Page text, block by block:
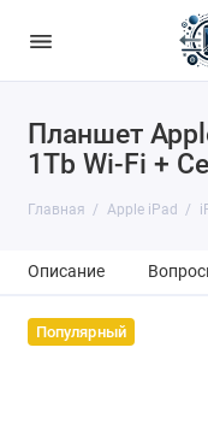
Планшет
1Tb Wi-Fi +
Главная Apple iPad
Описание
Популярный